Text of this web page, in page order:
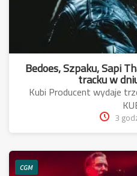
Bedoes, Szpaku, Sapi
Kubi Producent wydaje
3
CGM